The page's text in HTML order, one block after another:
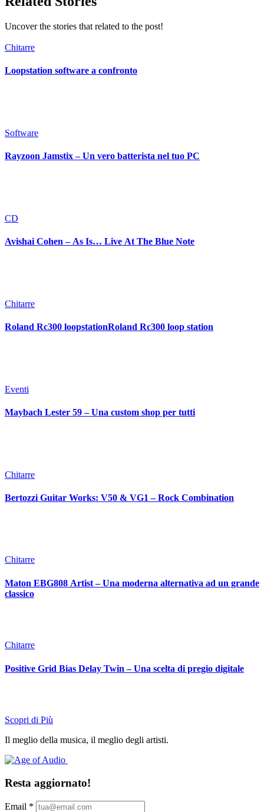
Uncover the stories that related to the post!
Chitarre
Loopstation software a confronto
Software
Rayzoon Jamstix – Un vero batterista nel tuo PC
CD
Avishai Cohen – As Is… Live At The Blue Note
Chitarre
Roland Rc300 loopstationRoland Rc300 loop station
Eventi
Maybach Lester 59 – Una custom shop per tutti
Chitarre
Bertozzi Guitar Works: V50 & VG1 – Rock Combination
Chitarre
Maton EBG808 Artist – Una moderna alternativa ad un grande
classico
Chitarre
Positive Grid Bias Delay Twin – Una scelta di pregio digitale
Scopri di Più
Il meglio della musica, il meglio degli artisti.
Resta aggiornato!
Email *